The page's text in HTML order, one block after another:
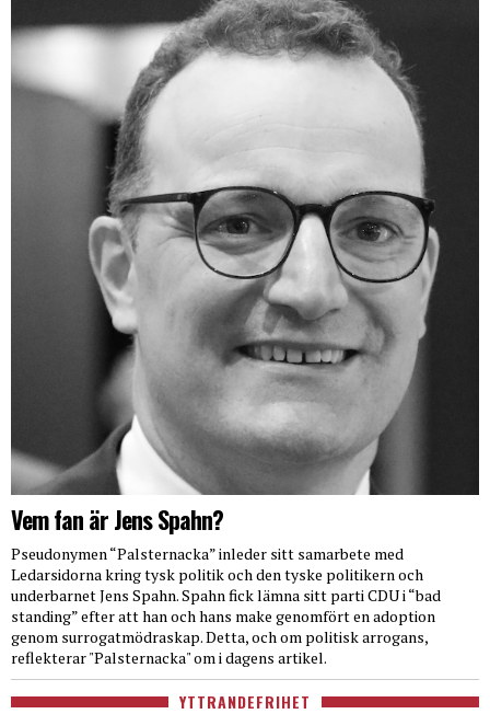
Vem fan är Jens Spahn?
Pseudonymen “Palsternacka” inleder sitt samarbete med
Ledarsidorna kring tysk politik och den tyske politikern och
underbarnet Jens Spahn. Spahn fick lämna sitt parti CDU i “bad
standing” efter att han och hans make genomfört en adoption
genom surrogatmödraskap. Detta, och om politisk arrogans,
reflekterar "Palsternacka" om i dagens artikel.
YTTRANDEFRIHET